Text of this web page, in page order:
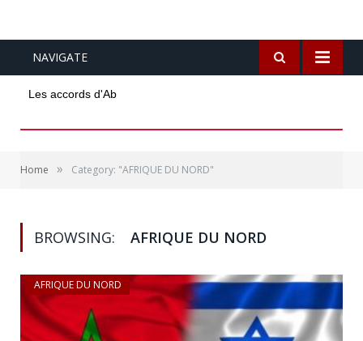
NAVIGATE
Les accords d'Abraham sont-ils p
Home » Category: "AFRIQUE DU NORD"
BROWSING: AFRIQUE DU NORD
AFRIQUE DU NORD